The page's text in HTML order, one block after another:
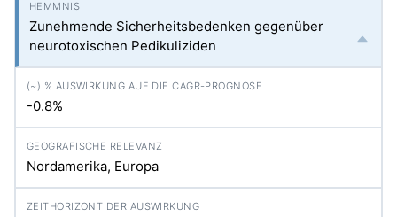
Zunehmende Sicherheitsbedenken gegenüber
neurotoxischen Pedikuliziden
-0.8%
Nordamerika, Europa